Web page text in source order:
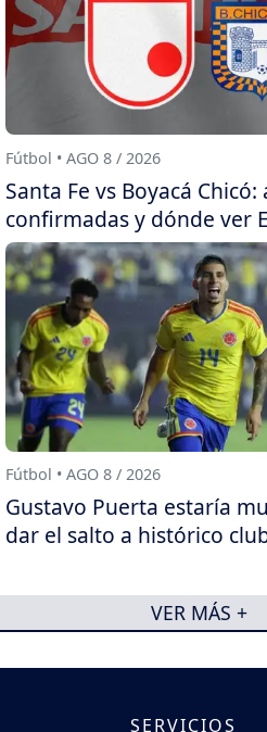
Fútbol • AGO 8 / 2026
Santa Fe vs Boyacá
confirmadas y dónde ver
Fútbol • AGO 8 / 2026
Gustavo Puerta estaría
dar el salto a histórico
VER MÁS +
SERVICIOS